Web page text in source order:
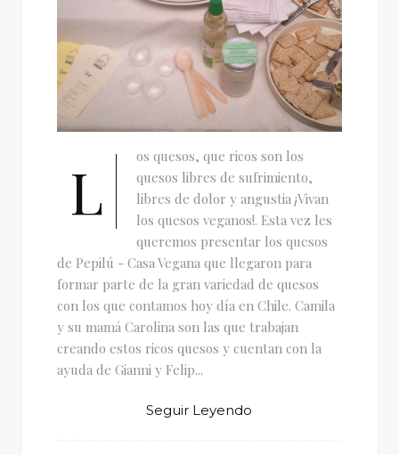
L
os quesos, que ricos son los
quesos libres de sufrimiento,
libres de dolor y angustia ¡Vivan
los quesos veganos!. Esta vez les
queremos presentar los quesos
de Pepilú - Casa Vegana que llegaron para
formar parte de la gran variedad de quesos
con los que contamos hoy día en Chile. Camila
y su mamá Carolina son las que trabajan
creando estos ricos quesos y cuentan con la
ayuda de Gianni y Felip...
Seguir Leyendo